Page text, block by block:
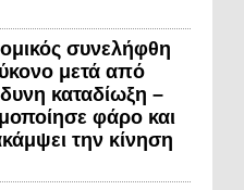
συνελήφθη
μετά από
καταδίωξη –
φάρο και
την κίνηση